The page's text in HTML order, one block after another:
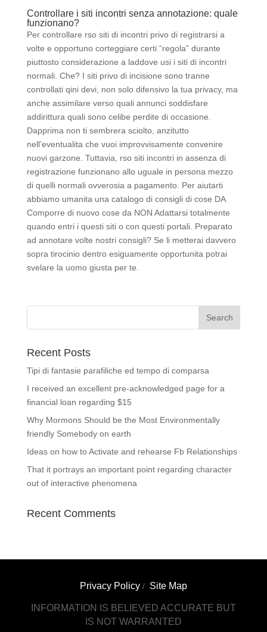
Controllare i siti incontri senza annotazione: quale
funzionano?
Per controllare rso siti di incontri privo di registrarsi a
volte e opportuno corteggiare certi “regola” durante
piuttosto considerazione a laddove usi i siti di incontri
normali. Che? I siti privo di incisione sono tranne
controllati qini devi, non solo difensivo la tua privacy, ma
anche assimilare verso quali annunci soddisfare
addirittura quali sono celibe perdite di occasione.
Dapprima non ti sembrera sciolto, anzitutto
nell’eventualita che vuoi improvvisamente convenire
nuovi garzone. Tuttavia, rso siti incontri in assenza di
registrazione funzionano allo uguale in persona mezzo
di quelli normali ovverosia a pagamento. Per aiutarti
abbiamo umanita una catalogo di consigli di cose DA
Comporre di nuovo cose da NON Adattarsi totalmente
quando entri i questi siti o con questi portali. Preparato
ad annotare volte nostri consigli? Se li metterai davvero
sopra tirocinio dentro esiguamente opportunita potrai
svelare la uomo giusta per te.
Recent Posts
Tipi di fantasie parafiliche ed tempo di comparsa
I received an excellent pre-acknowledged page for a
financial loan regarding $15
Why Mormons Should be the Most Environmentally
friendly Somebody on earth
Ideas on how to Activate and rehearse Fb Relationships
That it portrays an important point regarding character
out of interactive phenomena
Recent Comments
Privacy Policy/ Site Map
INFORMATION IS BELIEVED ACCURATE BUT
IS NOT WARRANTED